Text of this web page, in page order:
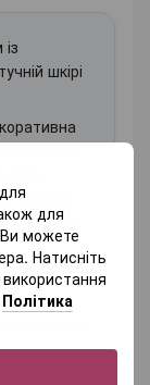
для
Ви можете
Натисніть
Політика
шкірі
а кожен
вашим.
дизайн
регіону